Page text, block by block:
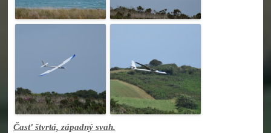
Časť štvrtá, západný svah.